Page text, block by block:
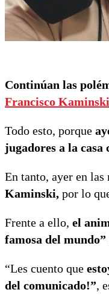
Continúan las
Francisco Kaminski
Todo esto, porque
jugadores a la
En tanto, ayer en las
Kaminski, por lo
Frente a ello, el
famosa del mundo”
“Les cuento que
del comunicado!”,